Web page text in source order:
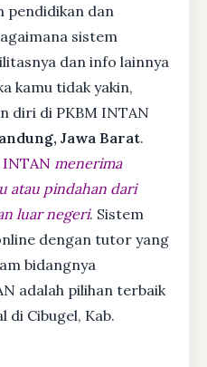
dan
sistem
dan info lainnya
kamu tidak yakin,
diri di PKBM INTAN
Jawa Barat.
INTAN menerima
atau pindahan dari
luar negeri. Sistem
dengan tutor yang
bidangnya
adalah pilihan terbaik
di Cibugel, Kab.